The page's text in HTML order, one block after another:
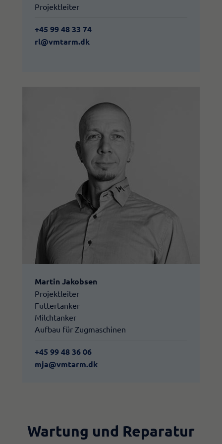
Projektleiter
+45 99 48 33 74
rl@vmtarm.dk
Martin Jakobsen
Projektleiter
​Futtertanker
Milchtanker
​Aufbau für Zugmaschinen
+45 99 48 36 06
mja@vmtarm.dk
Wartung und Reparatur